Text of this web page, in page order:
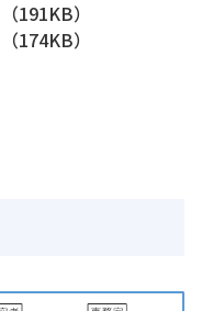
（191KB）
（174KB）